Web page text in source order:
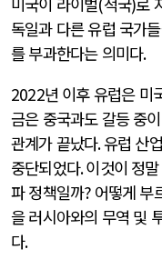
독일과 다른 유럽 국가
를 부과한다는 의미다.
2022년 이후 유럽은 미
금은 중국과도 갈등 중
관계가 끝났다.유럽 산
중단되었다.이것이 정말
파 정책일까? 어떻게 부
을 러시아와의 무역 및
다.